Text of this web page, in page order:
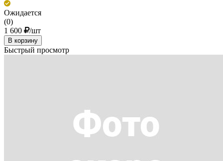
Ожидается
(0)
1 600
/шт
В корзину
Быстрый просмотр